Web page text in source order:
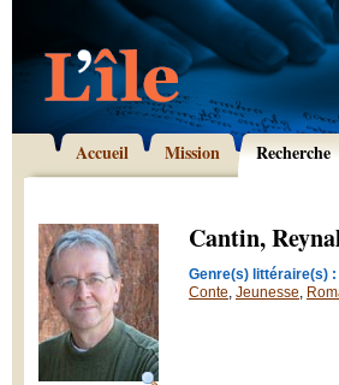
Accueil Mission Recherche
Cantin,
Genre(s) littéraire(s) :
Conte, Jeunesse,